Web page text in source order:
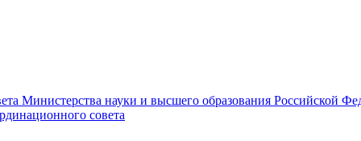
Министерства науки и высшего образования Российской
совета